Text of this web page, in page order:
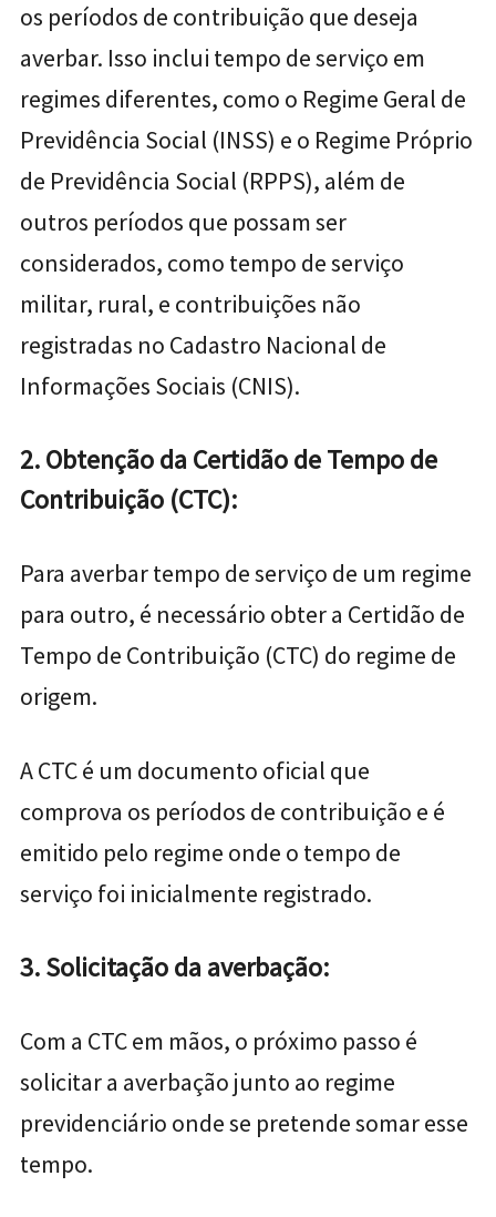
os períodos de contribuição que deseja
averbar. Isso inclui tempo de serviço em
regimes diferentes, como o Regime Geral de
Previdência Social (INSS) e o Regime Próprio
de Previdência Social (RPPS), além de
outros períodos que possam ser
considerados, como tempo de serviço
militar, rural, e contribuições não
registradas no Cadastro Nacional de
Informações Sociais (CNIS).
2. Obtenção da Certidão de Tempo de
Contribuição (CTC):
Para averbar tempo de serviço de um regime
para outro, é necessário obter a Certidão de
Tempo de Contribuição (CTC) do regime de
origem.
A CTC é um documento oficial que
comprova os períodos de contribuição e é
emitido pelo regime onde o tempo de
serviço foi inicialmente registrado.
3. Solicitação da averbação:
Com a CTC em mãos, o próximo passo é
solicitar a averbação junto ao regime
previdenciário onde se pretende somar esse
tempo.